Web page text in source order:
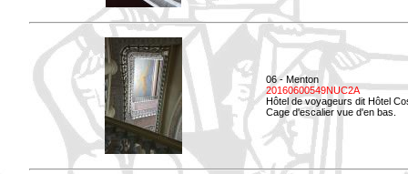
06 - Menton
20160600549NUC2A
Hôtel de voyageurs dit Hôtel
Cage d'escalier vue d'en bas.